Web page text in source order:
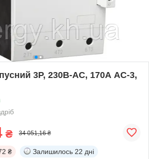
3P, 230В-АС, 170А AC-3,
₴ 34 051,16 ₴
₴ Залишилось 22 дні